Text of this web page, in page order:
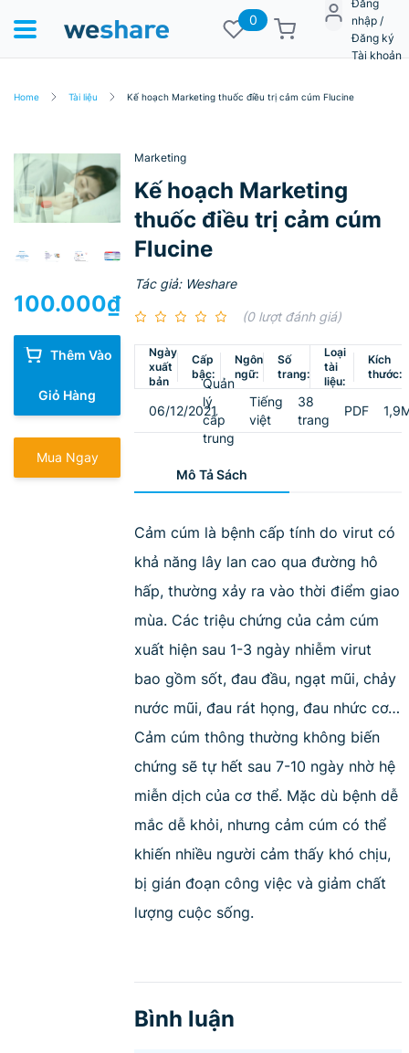
0
Đăng
nhập /
Đăng ký
Tài khoản
Home Tài liệu Kế hoạch Marketing thuốc điều trị cảm cúm Flucine
100.000₫
Thêm Vào
Giỏ Hàng
Mua Ngay
Marketing
Kế hoạch Marketing
thuốc điều trị cảm cúm
Flucine
Tác giả: Weshare
(0 lượt đánh giá)
Ngày
xuất
bản
Cấp
bậc:
Ngôn
ngữ:
Số
trang:
Loại
tài
liệu:
Kích
thước:
06/12/2021
Quản
lý
cấp
trung
Tiếng
việt
38
trang
PDF
Mô Tả Sách
Cảm cúm là bệnh cấp tính do virut có
khả năng lây lan cao qua đường hô
hấp, thường xảy ra vào thời điểm giao
mùa. Các triệu chứng của cảm cúm
xuất hiện sau 1-3 ngày nhiễm virut
bao gồm sốt, đau đầu, ngạt mũi, chảy
nước mũi, đau rát họng, đau nhức cơ…
Cảm cúm thông thường không biến
chứng sẽ tự hết sau 7-10 ngày nhờ hệ
miễn dịch của cơ thể. Mặc dù bệnh dễ
mắc dễ khỏi, nhưng cảm cúm có thể
khiến nhiều người cảm thấy khó chịu,
bị gián đoạn công việc và giảm chất
lượng cuộc sống.
Bình luận